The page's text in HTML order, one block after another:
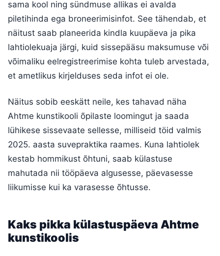
sama kool ning sündmuse allikas ei avalda
piletihinda ega broneerimisinfot. See tähendab, et
näitust saab planeerida kindla kuupäeva ja pika
lahtiolekuaja järgi, kuid sissepääsu maksumuse või
võimaliku eelregistreerimise kohta tuleb arvestada,
et ametlikus kirjelduses seda infot ei ole.
Näitus sobib eeskätt neile, kes tahavad näha
Ahtme kunstikooli õpilaste loomingut ja saada
lühikese sissevaate sellesse, milliseid töid valmis
2025. aasta suvepraktika raames. Kuna lahtiolek
kestab hommikust õhtuni, saab külastuse
mahutada nii tööpäeva algusesse, päevasesse
liikumisse kui ka varasesse õhtusse.
Kaks pikka külastuspäeva Ahtme
kunstikoolis